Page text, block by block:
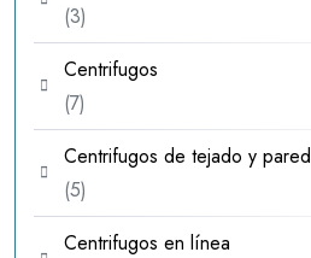
33
productos
Centrifugos
77
productos
Centrifugos de tejado y pared
55
productos
Centrifugos en línea